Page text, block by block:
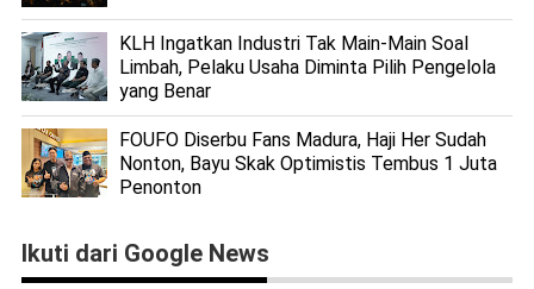
KLH Ingatkan Industri Tak Main-Main Soal
Limbah, Pelaku Usaha Diminta Pilih Pengelola
yang Benar
FOUFO Diserbu Fans Madura, Haji Her Sudah
Nonton, Bayu Skak Optimistis Tembus 1 Juta
Penonton
Ikuti dari Google News